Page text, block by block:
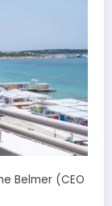
Belmer (CEO